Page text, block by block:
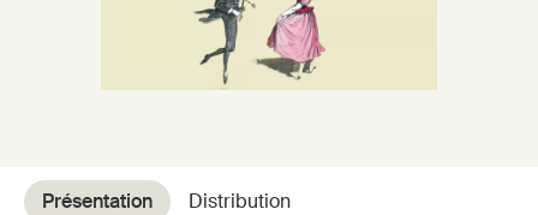
Présentation Distribution